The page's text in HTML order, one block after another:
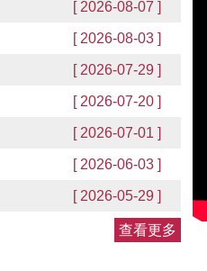
[ 2026-08-07 ]
[ 2026-08-03 ]
[ 2026-07-29 ]
[ 2026-07-20 ]
[ 2026-07-01 ]
[ 2026-06-03 ]
[ 2026-05-29 ]
查看更多